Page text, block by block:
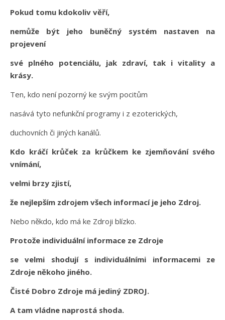
Pokud tomu kdokoliv věří,
nemůže být jeho buněčný systém nastaven na
projevení
své plného potenciálu, jak zdraví, tak i vitality a
krásy.
Ten, kdo není pozorný ke svým pocitům
nasává tyto nefunkční programy i z ezoterických,
duchovních či jiných kanálů.
Kdo kráčí krůček za krůčkem ke zjemňování svého
vnímání,
velmi brzy zjistí,
že nejlepším zdrojem všech informací je jeho Zdroj.
Nebo někdo, kdo má ke Zdroji blízko.
Protože individuální informace ze Zdroje
se velmi shodují s individuálními informacemi ze
Zdroje někoho jiného.
Čisté Dobro Zdroje má jediný ZDROJ.
A tam vládne naprostá shoda.